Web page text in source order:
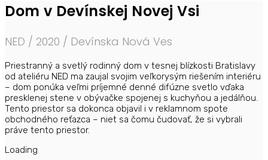
Dom v Devínskej Novej Vsi
NED / 2020 / Devínska Nová Ves
Priestranný a svetlý rodinný dom v tesnej blízkosti Bratislavy
od ateliéru NED ma zaujal svojim veľkorysým riešením interiéru
– dom ponúka veľmi príjemné denné difúzne svetlo vďaka
presklenej stene v obývačke spojenej s kuchyňou a jedálňou.
Tento priestor sa dokonca objavil i v reklamnom spote
obchodného reťazca – niet sa čomu čudovať, že si vybrali
práve tento priestor.
Loading